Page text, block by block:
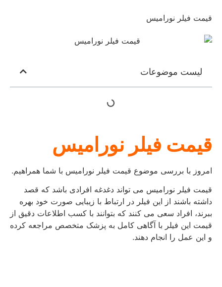
قیمت فیلر نورامیس
لیست موضوعات
قیمت فیلر نورامیس
امروز با بررسی موضوع قیمت فیلر نورامیس با شما همراهیم.
قیمت فیلر نورامیس می تواند دغدغه افرادی باشد که قصد
داشته باشند از این فیلر در ارتباط با زیبایی صورت خود بهره
ببرند، افراد سعی می کنند که بتوانند با کسب اطلاعات دقیق از
قیمت این فیلر با آگاهی کامل به پزشک متخصص مراجعه کرده
و این عمل را انجام دهند.